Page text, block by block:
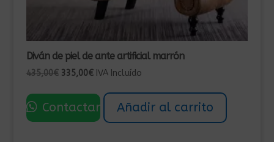
Diván de piel de ante artificial marrón
435,00€ El
original
era:
335,00€El
actual
es:
IVA Incluído
Contactar Añadir al carrito